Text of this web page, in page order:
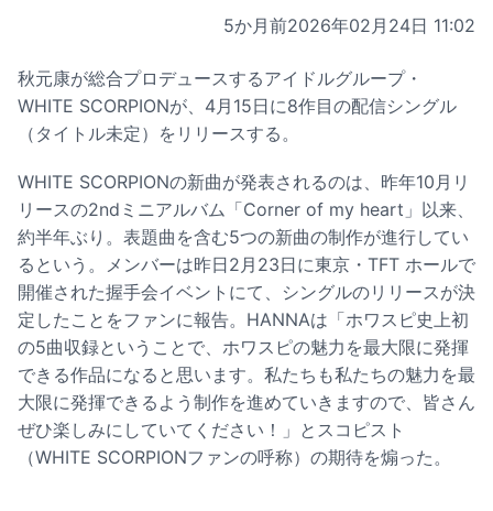
5か月前2026年02月24日 11:02
秋元康が総合プロデュースするアイドルグループ・
WHITE SCORPIONが、4月15日に8作目の配信シングル
（タイトル未定）をリリースする。
WHITE SCORPIONの新曲が発表されるのは、昨年10月リ
リースの2ndミニアルバム「Corner of my heart」以来、
約半年ぶり。表題曲を含む5つの新曲の制作が進行してい
るという。メンバーは昨日2月23日に東京・TFT ホールで
開催された握手会イベントにて、シングルのリリースが決
定したことをファンに報告。HANNAは「ホワスピ史上初
の5曲収録ということで、ホワスピの魅力を最大限に発揮
できる作品になると思います。私たちも私たちの魅力を最
大限に発揮できるよう制作を進めていきますので、皆さん
ぜひ楽しみにしていてください！」とスコピスト
（WHITE SCORPIONファンの呼称）の期待を煽った。